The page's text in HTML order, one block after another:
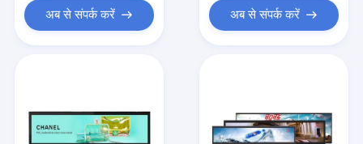
अब से संपर्क करें अब से संपर्क करें